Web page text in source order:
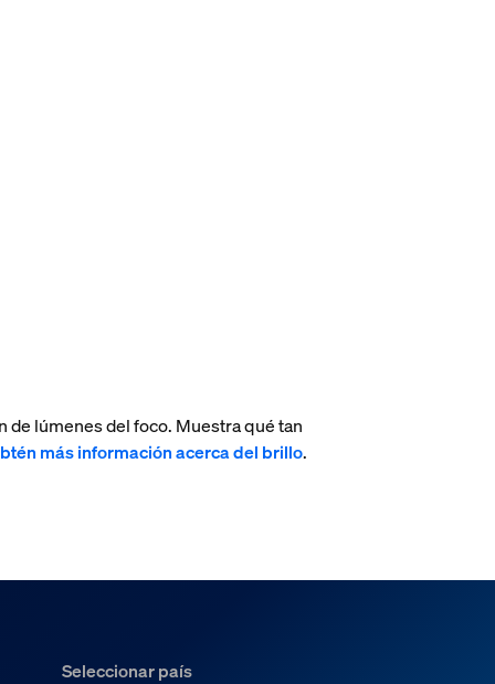
lúmenes del foco. Muestra qué tan
más información acerca del brillo.
Seleccionar país